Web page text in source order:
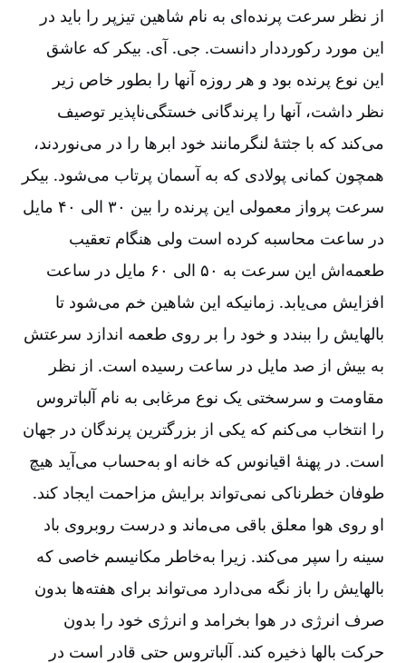
از نظر سرعت پرندهای به نام شاهین تیزپر را باید در
این مورد رکورددار دانست. جی. آی. بیکر که عاشق
این نوع پرنده بود و هر روزه آنها را بطور خاص زیر
نظر داشت، آنها را پرندگانی خستگیناپذیر توصیف
میکند که با جثتۀ لنگرمانند خود ابرها را در مینوردند،
همچون کمانی پولادی که به آسمان پرتاب میشود. بیکر
سرعت پرواز معمولی این پرنده را بین ۳۰ الی ۴۰ مایل
در ساعت محاسبه کرده است ولی هنگام تعقیب
طعمه
اش این سرعت به ۵۰ الی ۶۰ مایل در ساعت
افزایش مییابد. زمانیکه این شاهین خم میشود تا
بالهایش را ببندد و خود را بر روی طعمه اندازد سرعتش
به بیش از صد مایل در ساعت رسیده است. از نظر
مقاومت و سرسختی یک نوع مرغابی به نام آلباتروس
را انتخاب میکنم که یکی از بزرگترین پرندگان در جهان
است. در پهنۀ اقیانوس که خانه او بهحساب میآید هیچ
طوفان خطرناکی نمیتواند برایش مزاحمت ایجاد کند.
او روی هوا معلق باقی میماند و درست روبروی باد
سینه را سپر میکند. زیرا بهخاطر مکانیسم خاصی که
بالهایش را باز نگه میدارد میتواند برای هفتهها بدون
صرف انرژی در هوا بخرامد و انرژی خود را بدون
حرکت بالها ذخیره کند. آلباتروس حتی قادر است در